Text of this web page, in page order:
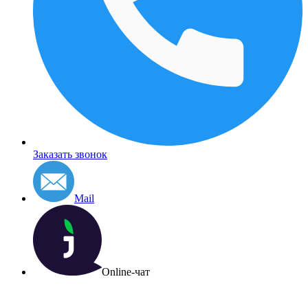
Заказать звонок
Mail
Online-чат